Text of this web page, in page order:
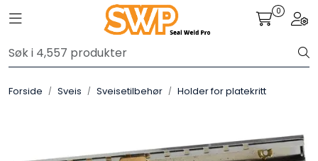
Skip to main content
Toggle navigation 0
Forside Sveis Sveisetilbehør Holder for platekritt
Sveis
Pakning